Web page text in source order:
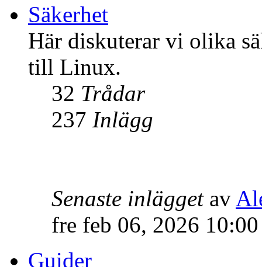
Säkerhet
Här diskuterar vi olika
till Linux.
32 Trådar
237 Inlägg
Senaste inläggetav
fre feb 06, 2026
Guider